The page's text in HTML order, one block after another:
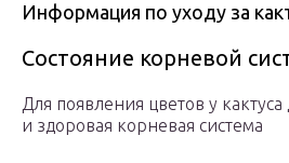
Информация по уходу за
Состояние корневой
Для появления цветов у
и здоровая корневая система